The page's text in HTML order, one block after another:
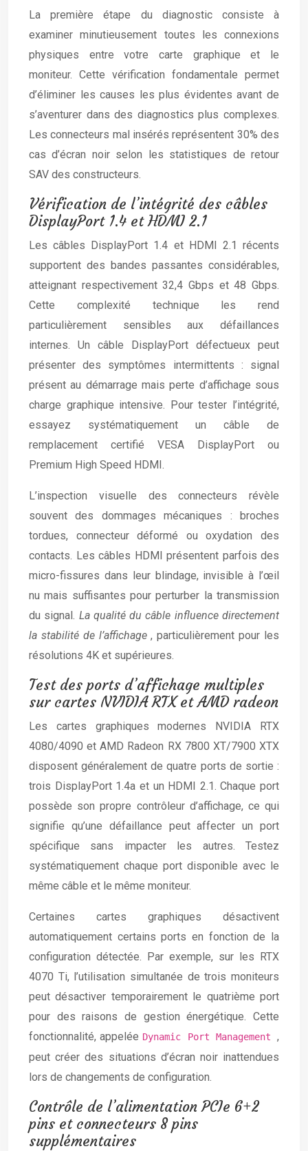
La première étape du diagnostic consiste à
examiner minutieusement toutes les connexions
physiques entre votre carte graphique et le
moniteur. Cette vérification fondamentale permet
d’éliminer les causes les plus évidentes avant de
s’aventurer dans des diagnostics plus complexes.
Les connecteurs mal insérés représentent 30% des
cas d’écran noir selon les statistiques de retour
SAV des constructeurs.
Vérification de l’intégrité des câbles
DisplayPort 1.4 et HDMI 2.1
Les câbles DisplayPort 1.4 et HDMI 2.1 récents
supportent des bandes passantes considérables,
atteignant respectivement 32,4 Gbps et 48 Gbps.
Cette complexité technique les rend
particulièrement sensibles aux défaillances
internes. Un câble DisplayPort défectueux peut
présenter des symptômes intermittents : signal
présent au démarrage mais perte d’affichage sous
charge graphique intensive. Pour tester l’intégrité,
essayez systématiquement un câble de
remplacement certifié VESA DisplayPort ou
Premium High Speed HDMI.
L’inspection visuelle des connecteurs révèle
souvent des dommages mécaniques : broches
tordues, connecteur déformé ou oxydation des
contacts. Les câbles HDMI présentent parfois des
micro-fissures dans leur blindage, invisible à l’œil
nu mais suffisantes pour perturber la transmission
du signal. La qualité du câble influence directement
la stabilité de l’affichage, particulièrement pour les
résolutions 4K et supérieures.
Test des ports d’affichage multiples
sur cartes NVIDIA RTX et AMD radeon
Les cartes graphiques modernes NVIDIA RTX
4080/4090 et AMD Radeon RX 7800 XT/7900 XTX
disposent généralement de quatre ports de sortie :
trois DisplayPort 1.4a et un HDMI 2.1. Chaque port
possède son propre contrôleur d’affichage, ce qui
signifie qu’une défaillance peut affecter un port
spécifique sans impacter les autres. Testez
systématiquement chaque port disponible avec le
même câble et le même moniteur.
Certaines cartes graphiques désactivent
automatiquement certains ports en fonction de la
configuration détectée. Par exemple, sur les RTX
4070 Ti, l’utilisation simultanée de trois moniteurs
peut désactiver temporairement le quatrième port
pour des raisons de gestion énergétique. Cette
fonctionnalité, appelée Dynamic Port Management,
peut créer des situations d’écran noir inattendues
lors de changements de configuration.
Contrôle de l’alimentation PCIe 6+2
pins et connecteurs 8 pins
supplémentaires